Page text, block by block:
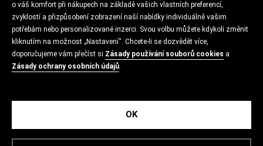
o váš komfort při nákupech na základě vašich vlastních preferencí,
zvyklostí a přizpůsobení zobrazení naší nabídky individuálně vašim
potřebám nebo personalizované inzerci. Svou volbu můžete kdykoli změnit
kliknutím na možnost „Nastavení“. Chcete-li se dozvědět více,
doporučujeme vám přečíst si Zásady používání souborů cookies a
Zásady ochrany osobních údajů.
OK